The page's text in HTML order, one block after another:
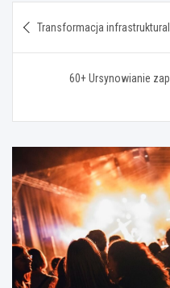
wpisu
Transformacja
60+ Ursynowianie